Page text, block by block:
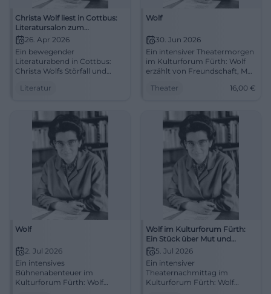
Christa Wolf liest in Cottbus:
Literatursalon zum
Tschernobyl-Störfall
26. Apr 2026
Ein bewegender
Literaturabend in Cottbus:
Christa Wolfs Störfall und
Gespräch und Erinnerung.
Literatur
Wolf
30. Jun 2026
Ein intensiver Theatermorgen
im Kulturforum Fürth: Wolf
erzählt von Freundschaft, Mut
Stanišić live auf der Bühne.
Theater 16,00 €
Wolf
2. Jul 2026
Ein intensives
Bühnenabenteuer im
Kulturforum Fürth: Wolf
Wolf im Kulturforum Fürth:
Ein Stück über Mut und
Freundschaft
5. Jul 2026
Ein intensiver
Theaternachmittag im
Kulturforum Fürth: Wolf